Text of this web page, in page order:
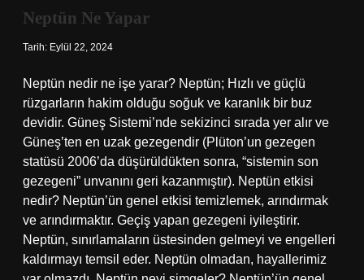
Neptün Ne Yapar
Tarih: Eylül 22, 2024
Neptün nedir ne işe yarar? Neptün; Hızlı ve güçlü
rüzgarların hakim olduğu soğuk ve karanlık bir buz
devidir. Güneş Sistemi’nde sekizinci sırada yer alır ve
Güneş’ten en uzak gezegendir (Plüton’un gezegen
statüsü 2006’da düşürüldükten sonra, “sistemin son
gezegeni” unvanını geri kazanmıştır). Neptün etkisi
nedir? Neptün’ün genel etkisi temizlemek, arındırmak
ve arındırmaktır. Geçiş yapan gezegeni iyileştirir.
Neptün, sınırlamaların üstesinden gelmeyi ve engelleri
kaldırmayı temsil eder. Neptün olmadan, hayallerimiz